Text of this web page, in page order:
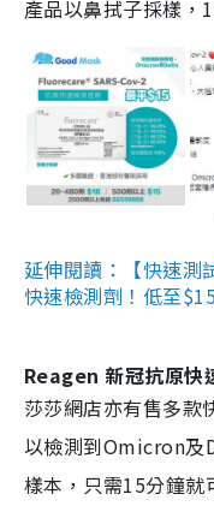
產品以鼻拭子採樣，
延伸閱讀：【快速測
快速檢測劑！低至
Reagen 新冠抗原快
莎莎網店亦有售多款
以檢測到Omicron及
樣本，只需15分鐘就